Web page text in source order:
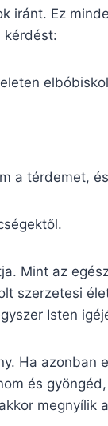
iránt. Ez
kérdést:
a térdemet,
Mint az
szerzetesi
Isten
Ha azonban
és
megnyílik